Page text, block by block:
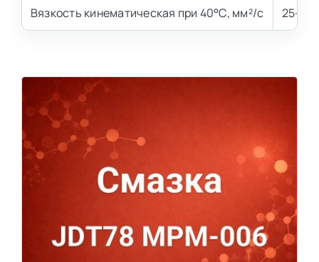
Вязкость кинематическая при 40°С, мм²/с 25–45